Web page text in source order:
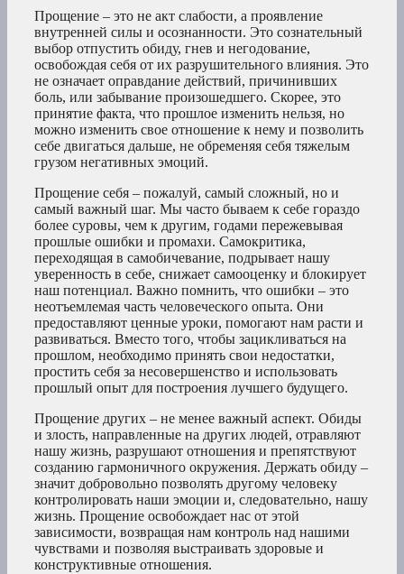
Прощение – это не акт слабости, а проявление
внутренней силы и осознанности. Это сознательный
выбор отпустить обиду, гнев и негодование,
освобождая себя от их разрушительного влияния. Это
не означает оправдание действий, причинивших
боль, или забывание произошедшего. Скорее, это
принятие факта, что прошлое изменить нельзя, но
можно изменить свое отношение к нему и позволить
себе двигаться дальше, не обременяя себя тяжелым
грузом негативных эмоций.
Прощение себя – пожалуй, самый сложный, но и
самый важный шаг. Мы часто бываем к себе гораздо
более суровы, чем к другим, годами пережевывая
прошлые ошибки и промахи. Самокритика,
переходящая в самобичевание, подрывает нашу
уверенность в себе, снижает самооценку и блокирует
наш потенциал. Важно помнить, что ошибки – это
неотъемлемая часть человеческого опыта. Они
предоставляют ценные уроки, помогают нам расти и
развиваться. Вместо того, чтобы зацикливаться на
прошлом, необходимо принять свои недостатки,
простить себя за несовершенство и использовать
прошлый опыт для построения лучшего будущего.
Прощение других – не менее важный аспект. Обиды
и злость, направленные на других людей, отравляют
нашу жизнь, разрушают отношения и препятствуют
созданию гармоничного окружения. Держать обиду –
значит добровольно позволять другому человеку
контролировать наши эмоции и, следовательно, нашу
жизнь. Прощение освобождает нас от этой
зависимости, возвращая нам контроль над нашими
чувствами и позволяя выстраивать здоровые и
конструктивные отношения.